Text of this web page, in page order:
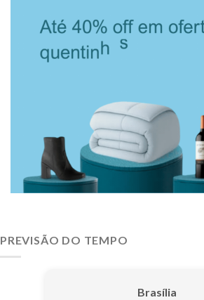
PREVISÃO DO TEMPO
Brasília